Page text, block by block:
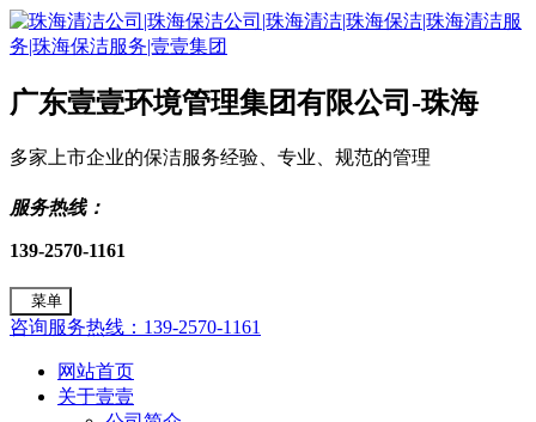
广东壹壹环境管理集团有限公司-珠海
多家上市企业的保洁服务经验、专业、规范的管理
服务热线：
139-2570-1161
菜单
咨询服务热线：139-2570-1161
网站首页
关于壹壹